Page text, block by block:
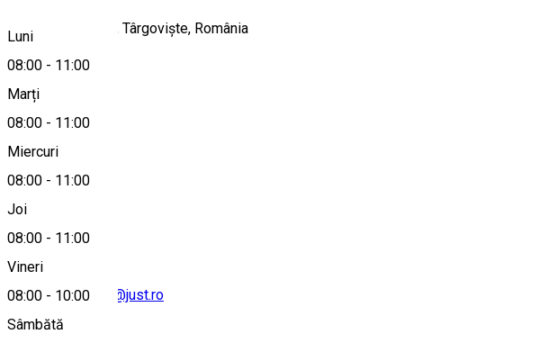
Luni
08:00 - 11:00
Marți
08:00 - 11:00
Miercuri
08:00 - 11:00
Joi
08:00 - 11:00
Vineri
08:00 - 10:00
Sâmbătă
Calea București 3, Târgoviște, România
Hartă
tr-dambovita-brp@just.ro